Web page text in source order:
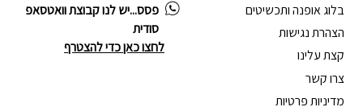
בלוג אופנה ותכשיטים
הצהרת נגישות
קצת עלינו
צרו קשר
מדיניות פרטיות
פסס...יש לנו קבוצת וואטסאפ
סודית
לחצו כאן כדי להצטרף